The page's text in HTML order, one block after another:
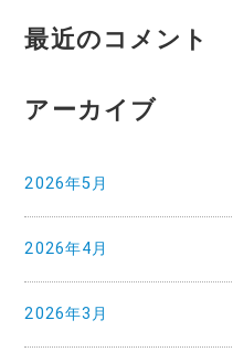
最近のコメント
アーカイブ
2026年5月
2026年4月
2026年3月